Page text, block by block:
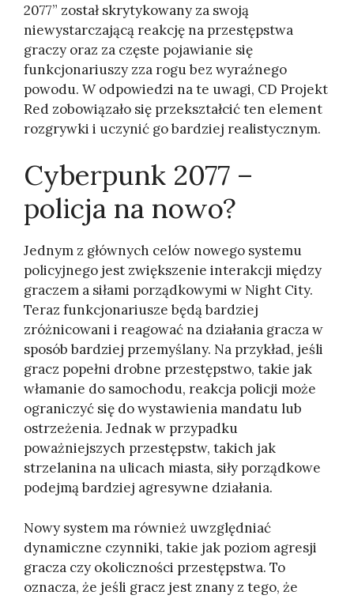
2077” został skrytykowany za swoją
niewystarczającą reakcję na przestępstwa
graczy oraz za częste pojawianie się
funkcjonariuszy zza rogu bez wyraźnego
powodu. W odpowiedzi na te uwagi, CD Projekt
Red zobowiązało się przekształcić ten element
rozgrywki i uczynić go bardziej realistycznym.
Cyberpunk 2077 –
policja na nowo?
Jednym z głównych celów nowego systemu
policyjnego jest zwiększenie interakcji między
graczem a siłami porządkowymi w Night City.
Teraz funkcjonariusze będą bardziej
zróżnicowani i reagować na działania gracza w
sposób bardziej przemyślany. Na przykład, jeśli
gracz popełni drobne przestępstwo, takie jak
włamanie do samochodu, reakcja policji może
ograniczyć się do wystawienia mandatu lub
ostrzeżenia. Jednak w przypadku
poważniejszych przestępstw, takich jak
strzelanina na ulicach miasta, siły porządkowe
podejmą bardziej agresywne działania.
Nowy system ma również uwzględniać
dynamiczne czynniki, takie jak poziom agresji
gracza czy okoliczności przestępstwa. To
oznacza, że jeśli gracz jest znany z tego, że